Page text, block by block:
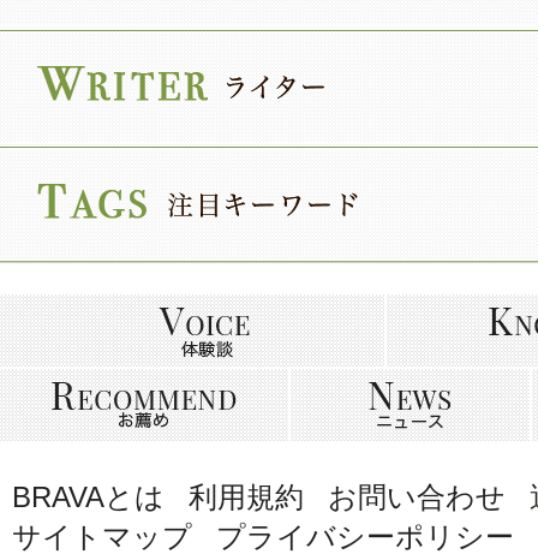
BRAVAとは 利用規約 お問い合わせ
サイトマップ
プライバシーポリシー